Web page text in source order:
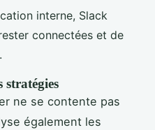
interne, Slack
connectées et de
stratégies
ne se contente pas
également les